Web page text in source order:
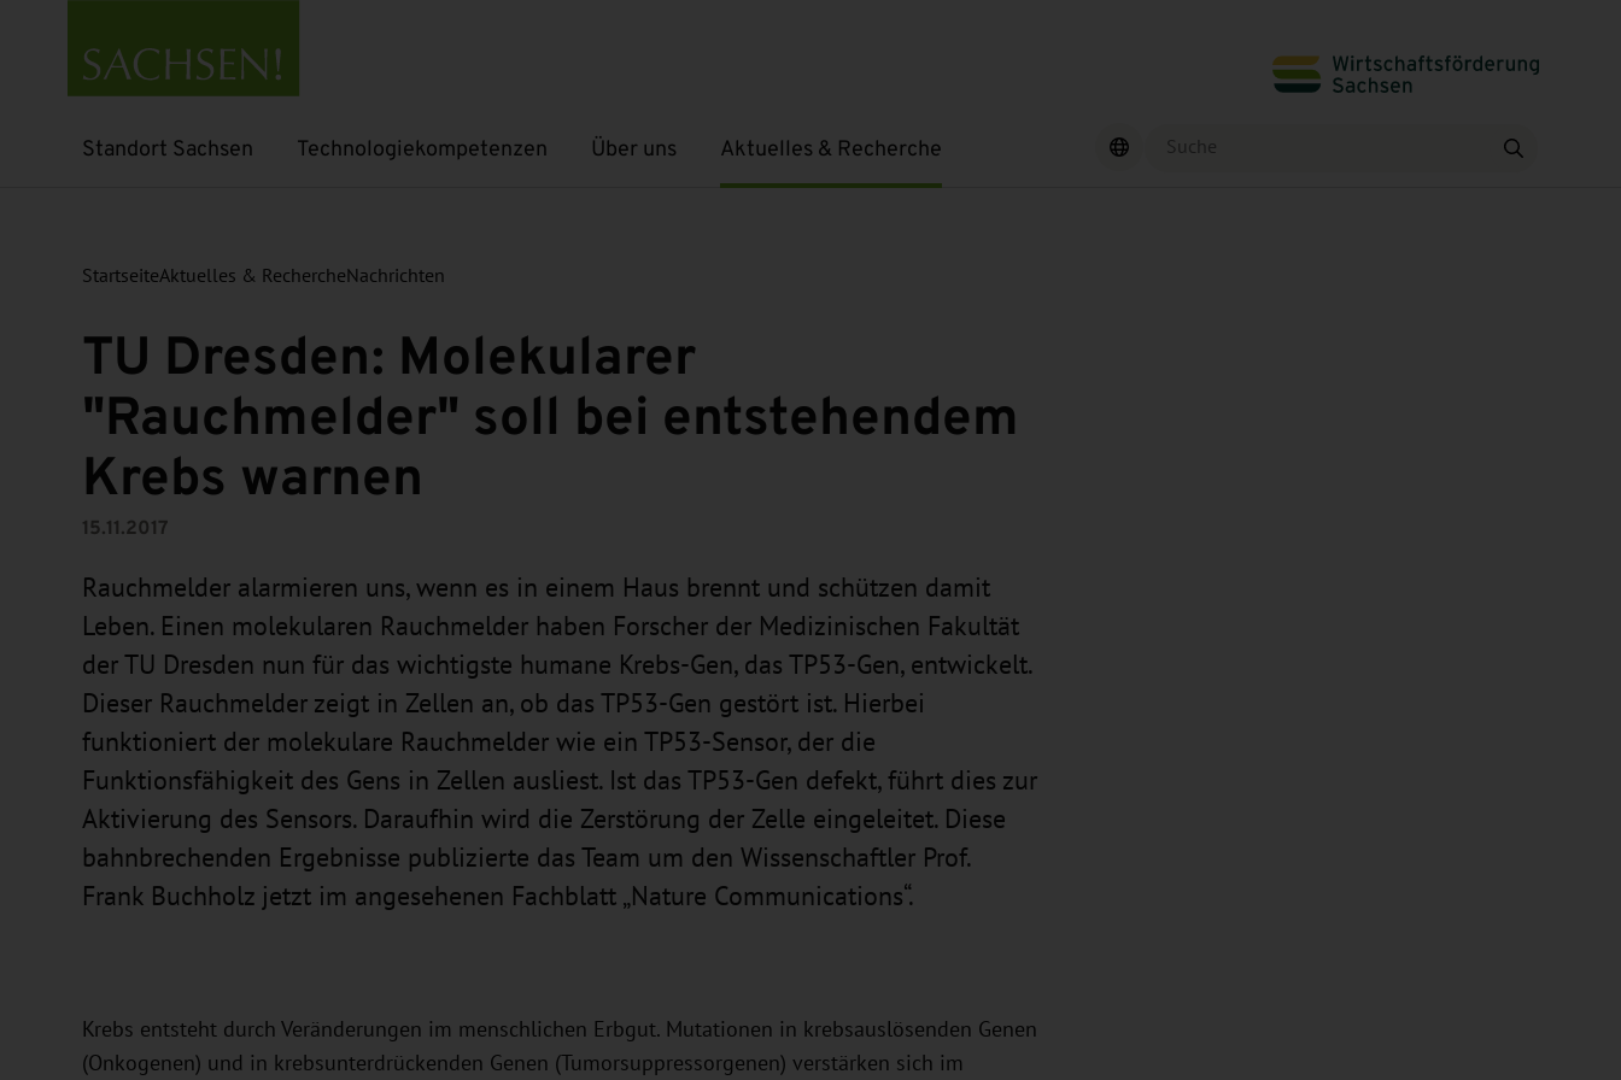
Standort Sachsen
Untermenü öffnen Technologiekompetenzen
Untermenü öffnen Über uns
Untermenü öffnenAktuelles & Recherche
Untermenü öffnen Finden
StartseiteAktuelles & RechercheNachrichten
TU Dresden: Molekularer
"Rauchmelder" soll bei entstehendem
Krebs warnen
15.11.2017
Rauchmelder alarmieren uns, wenn es in einem Haus brennt und schützen damit
Leben. Einen molekularen Rauchmelder haben Forscher der Medizinischen Fakultät
der TU Dresden nun für das wichtigste humane Krebs-Gen, das TP53-Gen, entwickelt.
Dieser Rauchmelder zeigt in Zellen an, ob das TP53-Gen gestört ist. Hierbei
funktioniert der molekulare Rauchmelder wie ein TP53-Sensor, der die
Funktionsfähigkeit des Gens in Zellen ausliest. Ist das TP53-Gen defekt, führt dies zur
Aktivierung des Sensors. Daraufhin wird die Zerstörung der Zelle eingeleitet. Diese
bahnbrechenden Ergebnisse publizierte das Team um den Wissenschaftler Prof.
Frank Buchholz jetzt im angesehenen Fachblatt „Nature Communications“.
Krebs entsteht durch Veränderungen im menschlichen Erbgut. Mutationen in krebsauslösenden Genen
(Onkogenen) und in krebsunterdrückenden Genen (Tumorsuppressorgenen) verstärken sich im